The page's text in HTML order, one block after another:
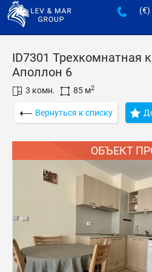
(€)
ID7301 Трехкомнатная
Аполлон 6
3 комн. 85 м2
Вернуться к списку
ОБЪЕКТ